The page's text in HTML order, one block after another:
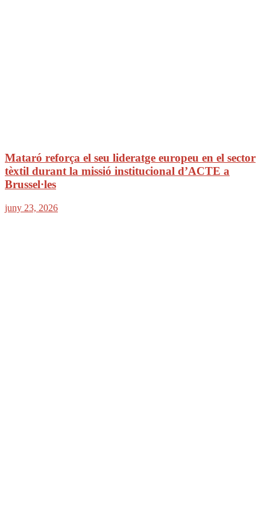
Mataró reforça el seu lideratge europeu en el sector
tèxtil durant la missió institucional d’ACTE a
Brussel·les
juny 23, 2026